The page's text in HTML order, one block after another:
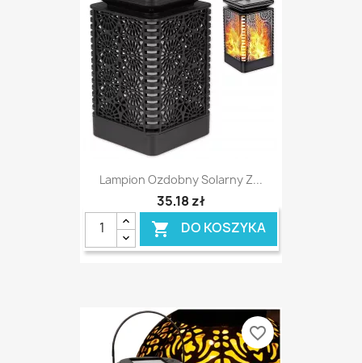
Lampion Ozdobny Solarny Z...
35,18 zł
 DO KOSZYKA
favorite_border